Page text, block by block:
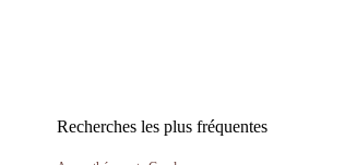
Recherches les plus fréquentes